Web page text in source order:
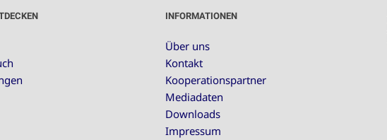
INFORMATIONEN
Über uns
Kontakt
Kooperationspartner
Mediadaten
Downloads
Impressum